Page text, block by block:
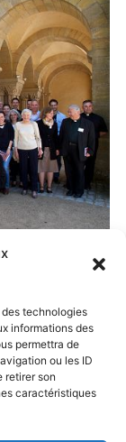
technologies
informations des
permettra de
ou les ID
retirer son
caractéristiques
mai 2015. Both
closed.